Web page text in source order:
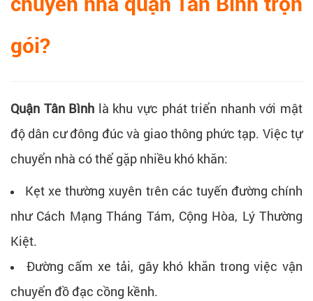
gói?
Quận Tân Bình là khu vực phát triển nhanh với mật
độ dân cư đông đúc và giao thông phức tạp. Việc tự
chuyển nhà có thể gặp nhiều khó khăn:
Kẹt xe thường xuyên trên các tuyến đường chính
như Cách Mạng Tháng Tám, Cộng Hòa, Lý Thường
Kiệt.
Đường cấm xe tải, gây khó khăn trong việc vận
chuyển đồ đạc cồng kềnh.